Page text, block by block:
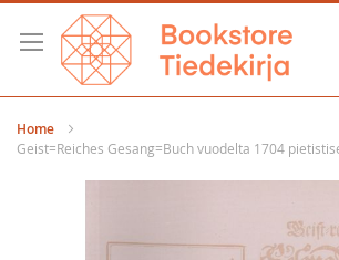
Skip
Content
Home
Geist=Reiches Gesang=Buch vuodelta 1704